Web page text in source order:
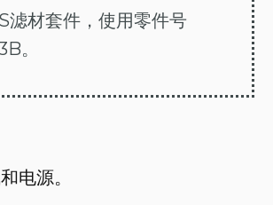
滤材套件，使用零件号
。
电源。